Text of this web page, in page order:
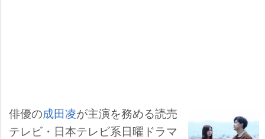
俳優の成田凌が主演を務める読売
テレビ・日本テレビ系日曜ドラマ